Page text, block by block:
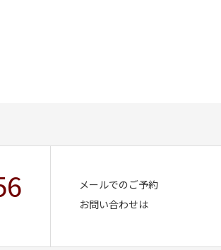
メールでのご予約
お問い合わせは